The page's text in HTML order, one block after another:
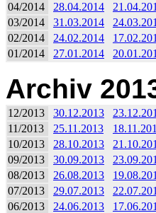
04/2014
28.04.2014
03/2014
31.03.2014
02/2014
24.02.2014
01/2014
27.01.2014
Archiv
12/2013 30.12.2013
11/2013
25.11.2013
10/2013
28.10.2013
09/2013
30.09.2013
08/2013
26.08.2013
07/2013
29.07.2013
06/2013
24.06.2013